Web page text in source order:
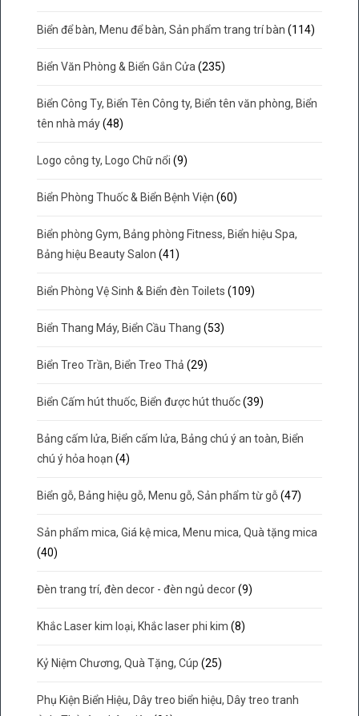
Biển để bàn, Menu để bàn, Sản phẩm trang trí bàn (114)
Biển Văn Phòng & Biển Gắn Cửa (235)
Biển Công Ty, Biển Tên Công ty, Biển tên văn phòng, Biển
tên nhà máy (48)
Logo công ty, Logo Chữ nổi (9)
Biển Phòng Thuốc & Biển Bệnh Viện (60)
Biển phòng Gym, Bảng phòng Fitness, Biển hiệu Spa,
Bảng hiệu Beauty Salon (41)
Biển Phòng Vệ Sinh & Biển đèn Toilets (109)
Biển Thang Máy, Biển Cầu Thang (53)
Biển Treo Trần, Biển Treo Thả (29)
Biển Cấm hút thuốc, Biển được hút thuốc (39)
Bảng cấm lửa, Biển cấm lửa, Bảng chú ý an toàn, Biển
chú ý hỏa hoạn (4)
Biển gỗ, Bảng hiệu gỗ, Menu gỗ, Sản phẩm từ gỗ (47)
Sản phẩm mica, Giá kệ mica, Menu mica, Quà tặng mica
(40)
Đèn trang trí, đèn decor - đèn ngủ decor (9)
Khắc Laser kim loại, Khắc laser phi kim (8)
Kỷ Niệm Chương, Quà Tặng, Cúp (25)
Phụ Kiện Biển Hiệu, Dây treo biển hiệu, Dây treo tranh